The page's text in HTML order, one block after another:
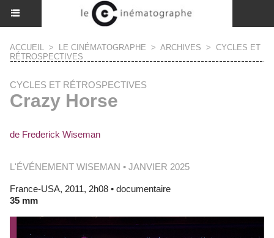
ACCUEIL > LE CINÉMATOGRAPHE > ARCHIVES > CYCLES ET
RÉTROSPECTIVES
CYCLES ET RÉTROSPECTIVES
Crazy Horse
de Frederick Wiseman
L'ÉVÉNEMENT WISEMAN • JANVIER 2025
France-USA, 2011, 2h08 • documentaire
35 mm